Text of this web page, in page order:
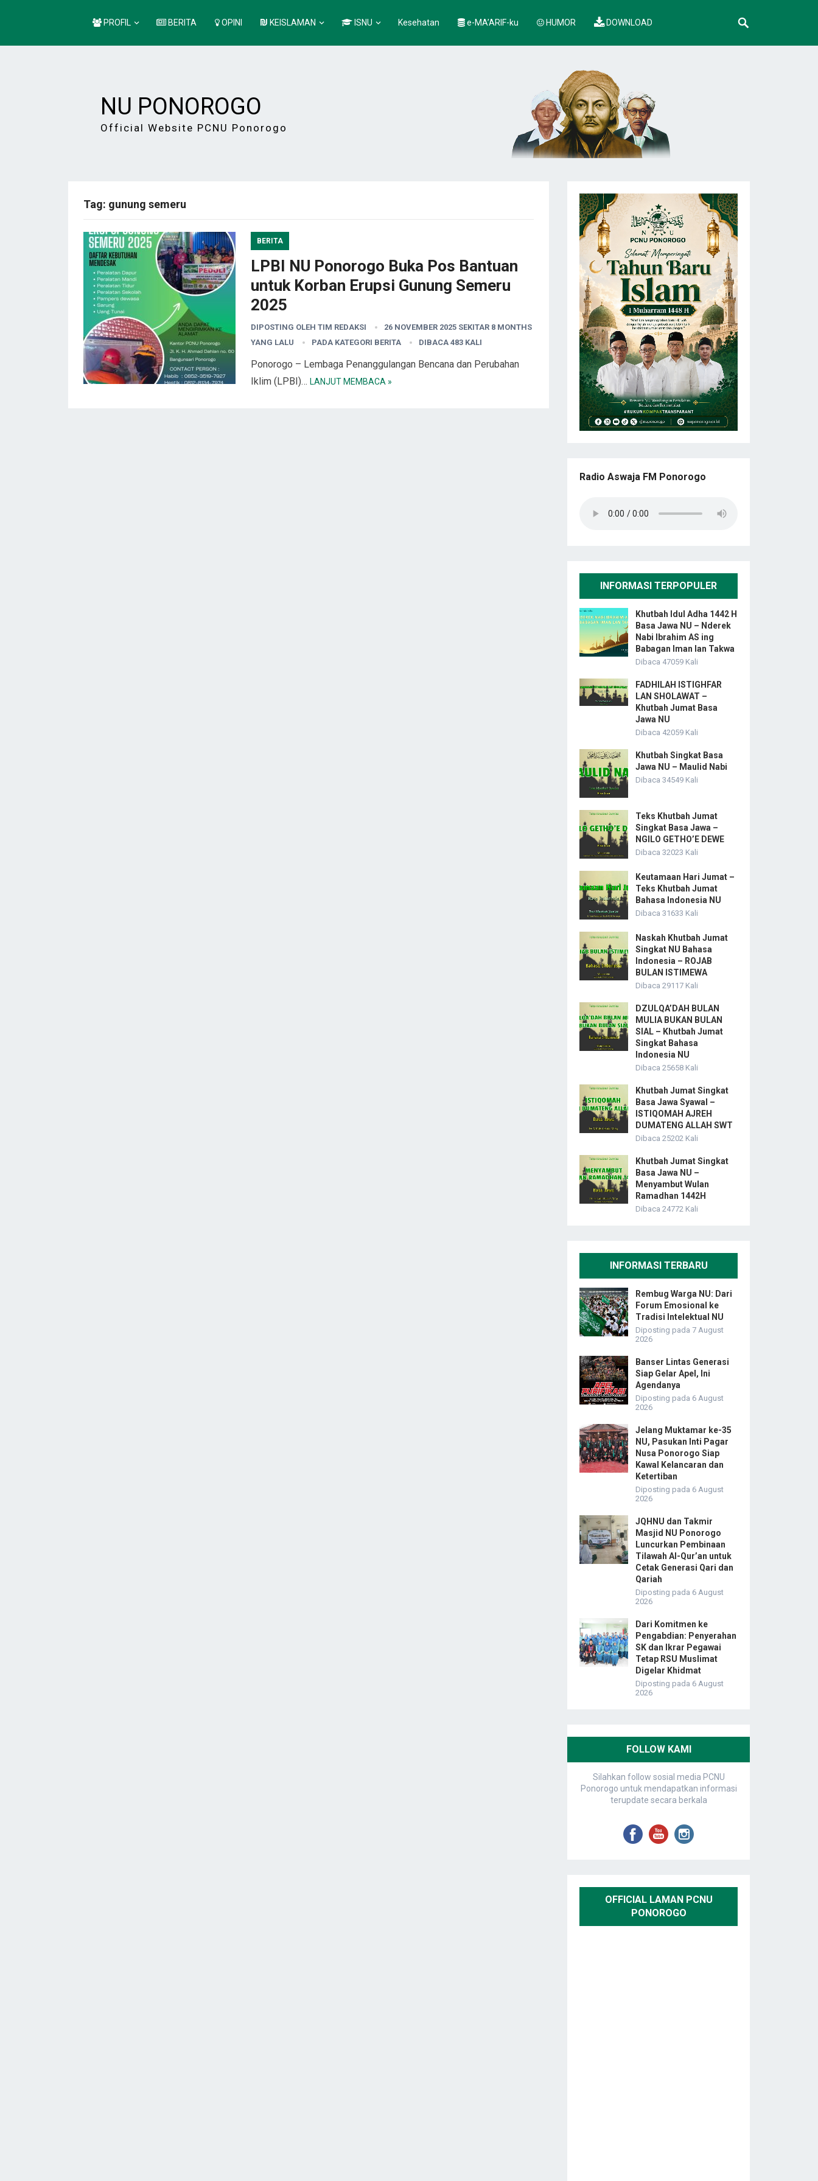
PROFIL BERITA OPINI KEISLAMAN ISNU Kesehatan e-MA’ARIF-ku HUMOR DOWNLOAD
NU PONOROGO
Official Website PCNU Ponorogo
Tag: gunung semeru
BERITA
LPBI NU Ponorogo Buka Pos Bantuan
untuk Korban Erupsi Gunung Semeru
2025
DIPOSTING OLEH TIM REDAKSI
26 NOVEMBER 2025 SEKITAR 8 MONTHS
YANG LALU
PADA KATEGORI BERITA DIBACA 483 KALI
Ponorogo – Lembaga Penanggulangan Bencana dan Perubahan
Iklim (LPBI)… LANJUT MEMBACA »
Radio Aswaja FM Ponorogo
INFORMASI TERPOPULER
Khutbah Idul Adha 1442 H
Basa Jawa NU – Nderek
Nabi Ibrahim AS ing
Babagan Iman lan Takwa
Dibaca 47059 Kali
FADHILAH ISTIGHFAR
LAN SHOLAWAT –
Khutbah Jumat Basa
Jawa NU
Dibaca 42059 Kali
Khutbah Singkat Basa
Jawa NU – Maulid Nabi
Dibaca 34549 Kali
Teks Khutbah Jumat
Singkat Basa Jawa –
NGILO GETHO’E DEWE
Dibaca 32023 Kali
Keutamaan Hari Jumat –
Teks Khutbah Jumat
Bahasa Indonesia NU
Dibaca 31633 Kali
Naskah Khutbah Jumat
Singkat NU Bahasa
Indonesia – ROJAB
BULAN ISTIMEWA
Dibaca 29117 Kali
DZULQA’DAH BULAN
MULIA BUKAN BULAN
SIAL – Khutbah Jumat
Singkat Bahasa
Indonesia NU
Dibaca 25658 Kali
Khutbah Jumat Singkat
Basa Jawa Syawal –
ISTIQOMAH AJREH
DUMATENG ALLAH SWT
Dibaca 25202 Kali
Khutbah Jumat Singkat
Basa Jawa NU –
Menyambut Wulan
Ramadhan 1442H
Dibaca 24772 Kali
INFORMASI TERBARU
Rembug Warga NU: Dari
Forum Emosional ke
Tradisi Intelektual NU
Diposting pada 7 August
2026
Banser Lintas Generasi
Siap Gelar Apel, Ini
Agendanya
Diposting pada 6 August
2026
Jelang Muktamar ke-35
NU, Pasukan Inti Pagar
Nusa Ponorogo Siap
Kawal Kelancaran dan
Ketertiban
Diposting pada 6 August
2026
JQHNU dan Takmir
Masjid NU Ponorogo
Luncurkan Pembinaan
Tilawah Al-Qur’an untuk
Cetak Generasi Qari dan
Qariah
Diposting pada 6 August
2026
Dari Komitmen ke
Pengabdian: Penyerahan
SK dan Ikrar Pegawai
Tetap RSU Muslimat
Digelar Khidmat
Diposting pada 6 August
2026
FOLLOW KAMI
Silahkan follow sosial media PCNU
Ponorogo untuk mendapatkan informasi
terupdate secara berkala
OFFICIAL LAMAN PCNU
PONOROGO